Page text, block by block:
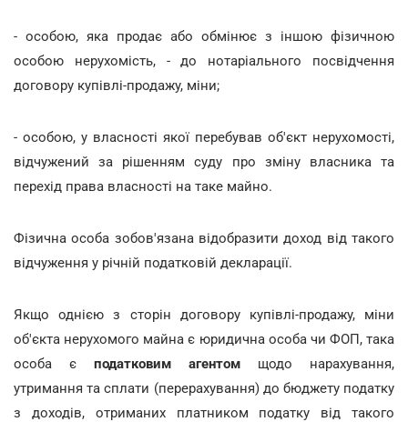
- особою, яка продає або обмінює з іншою фізичною
особою нерухомість, - до нотаріального посвідчення
договору купівлі-продажу, міни;
- особою, у власності якої перебував об'єкт нерухомості,
відчужений за рішенням суду про зміну власника та
перехід права власності на таке майно.
Фізична особа зобов'язана відобразити доход від такого
відчуження у річній податковій декларації.
Якщо однією з сторін договору купівлі-продажу, міни
об'єкта нерухомого майна є юридична особа чи ФОП, така
особа є податковим агентом щодо нарахування,
утримання та сплати (перерахування) до бюджету податку
з доходів, отриманих платником податку від такого